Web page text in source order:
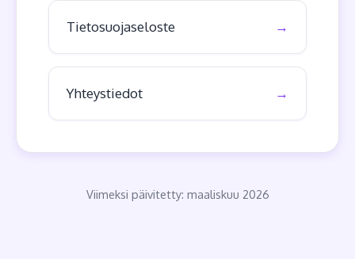
Tietosuojaseloste
Yhteystiedot
Viimeksi päivitetty: maaliskuu 2026